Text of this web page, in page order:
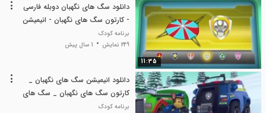
11:35
دانلود سگ های نگهبان دوبله فارسی
- کارتون سگ های نگهبان - انیمیشن
سگ های نگهبان
برنامه کودک
249 نمایش
1 سال پیش
دانلود انیمیشن سگ های نگهبان _
کارتون سگ های نگهبان _ سگ های
نگهبان دوبله فارسی
برنامه کودک